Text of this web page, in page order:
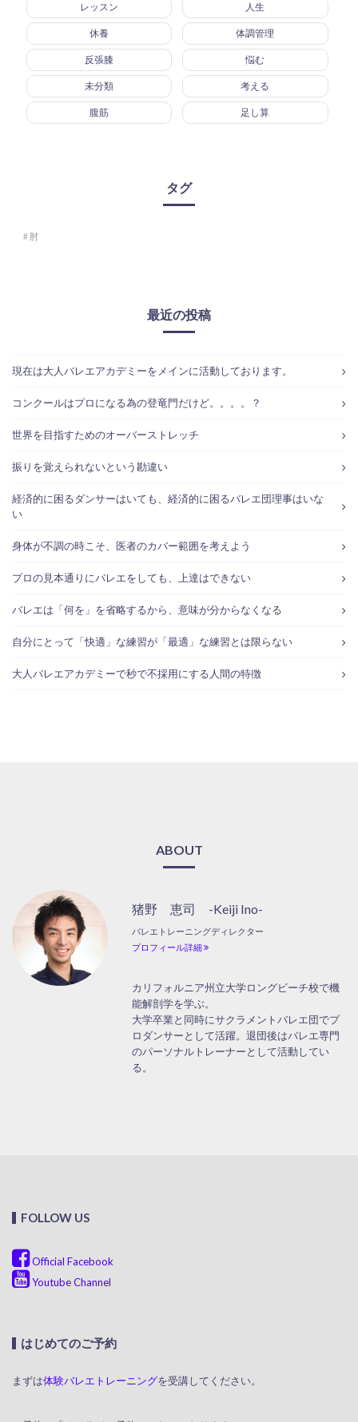
レッスン 人生
休養 体調管理
反張膝 悩む
未分類 考える
腹筋 足し算
タグ
肘
最近の投稿
現在は大人バレエアカデミーをメインに活動しております。
コンクールはプロになる為の登竜門だけど。。。。？
世界を目指すためのオーバーストレッチ
振りを覚えられないという勘違い
経済的に困るダンサーはいても、経済的に困るバレエ団理事はいな
い
身体が不調の時こそ、医者のカバー範囲を考えよう
プロの見本通りにバレエをしても、上達はできない
バレエは「何を」を省略するから、意味が分からなくなる
自分にとって「快適」な練習が「最適」な練習とは限らない
大人バレエアカデミーで秒で不採用にする人間の特徴
ABOUT
猪野 恵司 -Keiji Ino-
バレエトレーニングディレクター
プロフィール詳細
カリフォルニア州立大学ロングビーチ校で機
能解剖学を学ぶ。
大学卒業と同時にサクラメントバレエ団でプ
ロダンサーとして活躍。退団後はバレエ専門
のパーソナルトレーナーとして活動してい
る。
FOLLOW US
Official Facebook
Youtube Channel
はじめてのご予約
まずは体験バレエトレーニングを受講してください。